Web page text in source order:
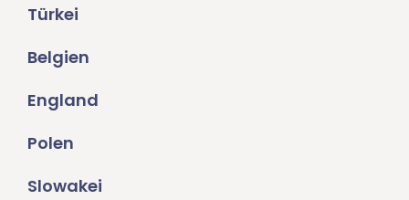
Türkei
Belgien
England
Polen
Slowakei